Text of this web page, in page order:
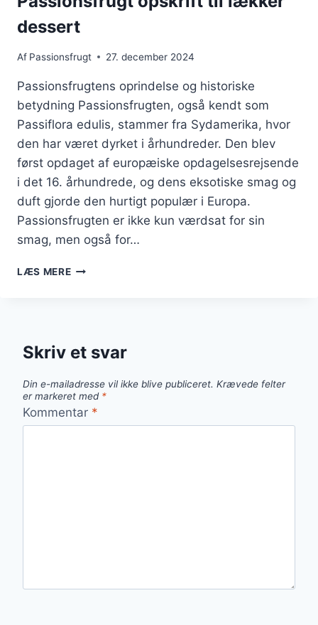
dessert
Af Passionsfrugt 27. december 2024
Passionsfrugtens oprindelse og historiske
betydning Passionsfrugten, også kendt som
Passiflora edulis, stammer fra Sydamerika, hvor
den har været dyrket i århundreder. Den blev
først opdaget af europæiske opdagelsesrejsende
i det 16. århundrede, og dens eksotiske smag og
duft gjorde den hurtigt populær i Europa.
Passionsfrugten er ikke kun værdsat for sin
smag, men også for…
LÆS MEREPASSIONSFRUGT
Skriv et svar
Din e-mailadresse vil ikke blive publiceret. Krævede felter
er markeret med *
Kommentar *